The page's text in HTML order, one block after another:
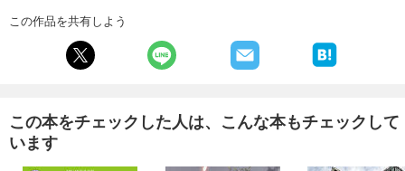
この作品を共有しよう
この本をチェックした人は、こんな本もチェックして
います